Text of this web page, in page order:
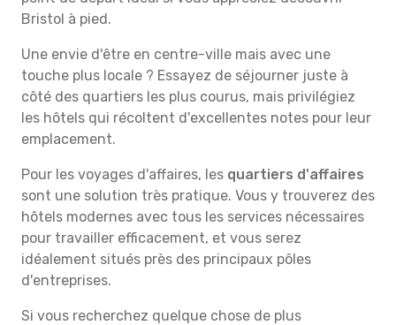
Bristol à pied.
Une envie d'être en centre-ville mais avec une
touche plus locale ? Essayez de séjourner juste à
côté des quartiers les plus courus, mais privilégiez
les hôtels qui récoltent d'excellentes notes pour leur
emplacement.
Pour les voyages d'affaires, les quartiers d'affaires
sont une solution très pratique. Vous y trouverez des
hôtels modernes avec tous les services nécessaires
pour travailler efficacement, et vous serez
idéalement situés près des principaux pôles
d'entreprises.
Si vous recherchez quelque chose de plus